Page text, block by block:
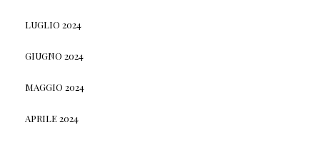
LUGLIO 2024
GIUGNO 2024
MAGGIO 2024
APRILE 2024